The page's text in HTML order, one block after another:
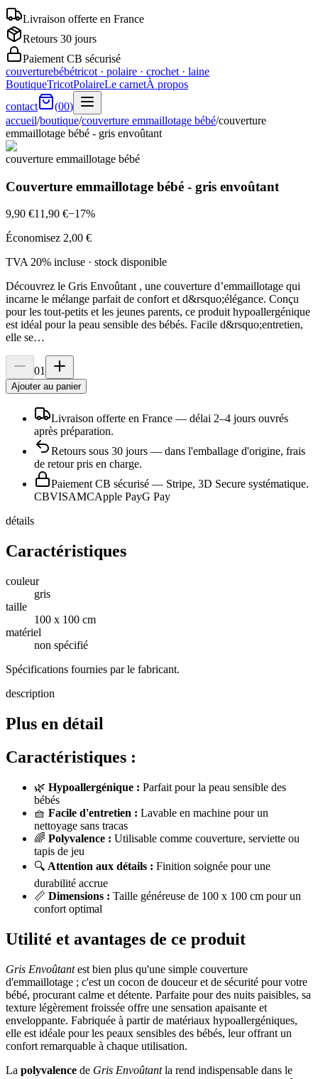
Livraison offerte en France
Retours 30 jours
Paiement CB sécurisé
couverturebébétricot · polaire · crochet · laine
BoutiqueTricotPolaireLe carnetÀ propos
contact
(00)
accueil/boutique/couverture emmaillotage bébé/couverture
emmaillotage bébé - gris envoûtant
couverture emmaillotage bébé
Couverture emmaillotage bébé - gris envoûtant
9,90 €11,90 €−17%
Économisez 2,00 €
TVA 20% incluse · stock disponible
Découvrez le Gris Envoûtant , une couverture d’emmaillotage qui
incarne le mélange parfait de confort et d&rsquo;élégance. Conçu
pour les tout-petits et les jeunes parents, ce produit hypoallergénique
est idéal pour la peau sensible des bébés. Facile d&rsquo;entretien,
elle se…
01
Ajouter au panier
Livraison offerte en France — délai 2–4 jours ouvrés
après préparation.
Retours sous 30 jours — dans l'emballage d'origine, frais
de retour pris en charge.
Paiement CB sécurisé — Stripe, 3D Secure systématique.
CBVISAMCApple PayG Pay
détails
Caractéristiques
couleur
gris
taille
100 x 100 cm
matériel
non spécifié
Spécifications fournies par le fabricant.
description
Plus en détail
Caractéristiques :
🌿 Hypoallergénique : Parfait pour la peau sensible des
bébés
🧺 Facile d'entretien : Lavable en machine pour un
nettoyage sans tracas
🌈 Polyvalence : Utilisable comme couverture, serviette ou
tapis de jeu
🔍 Attention aux détails : Finition soignée pour une
durabilité accrue
📏 Dimensions : Taille généreuse de 100 x 100 cm pour un
confort optimal
Utilité et avantages de ce produit
Gris Envoûtantest bien plus qu'une simple couverture
d'emmaillotage ; c'est un cocon de douceur et de sécurité pour votre
bébé, procurant calme et détente. Parfaite pour des nuits paisibles, sa
texture légèrement froissée offre une sensation apaisante et
enveloppante. Fabriquée à partir de matériaux hypoallergéniques,
elle est idéale pour les peaux sensibles des bébés, leur offrant un
confort remarquable à chaque utilisation.
La polyvalence de Gris Envoûtantla rend indispensable dans le